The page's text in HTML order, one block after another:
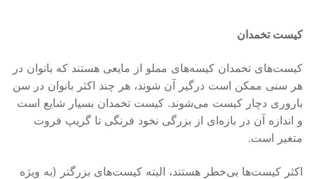
کیست تخمدان
کیست‌های تخمدان کیسه‌های مملو از مایعی هستند که بانوان در
هر سنی ممکن است درگیر آن شوند، هر چند اکثر بانوان در سن
باروری دچار کیست می‌شوند. کیست تخمدان بسیار شایع است
و اندازه آن در بازه‌ای از بزرگی نخود فرنگی تا گریپ فروت
متغیر است.
اکثر کیست‌ها بی‌خطر هستند، البته کیست‌های بزرگتر (به ویژه